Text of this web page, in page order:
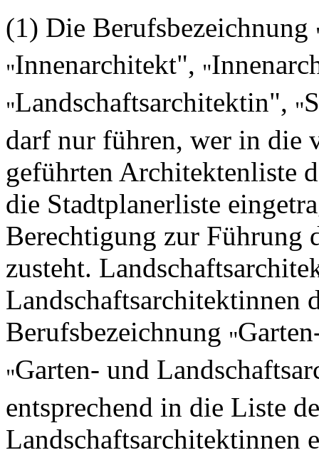
(1) Die Berufsbezeichnung
"Innenarchitekt", "
"Landschaftsarchitektin", "
darf nur führen, wer in die
geführten Architektenliste
die Stadtplanerliste
Berechtigung zur Führung
zusteht.
Landschaftsarchitektinnen
Berufsbezeichnung "
"Garten- und
entsprechend in die Liste
Landschaftsarchitektinnen